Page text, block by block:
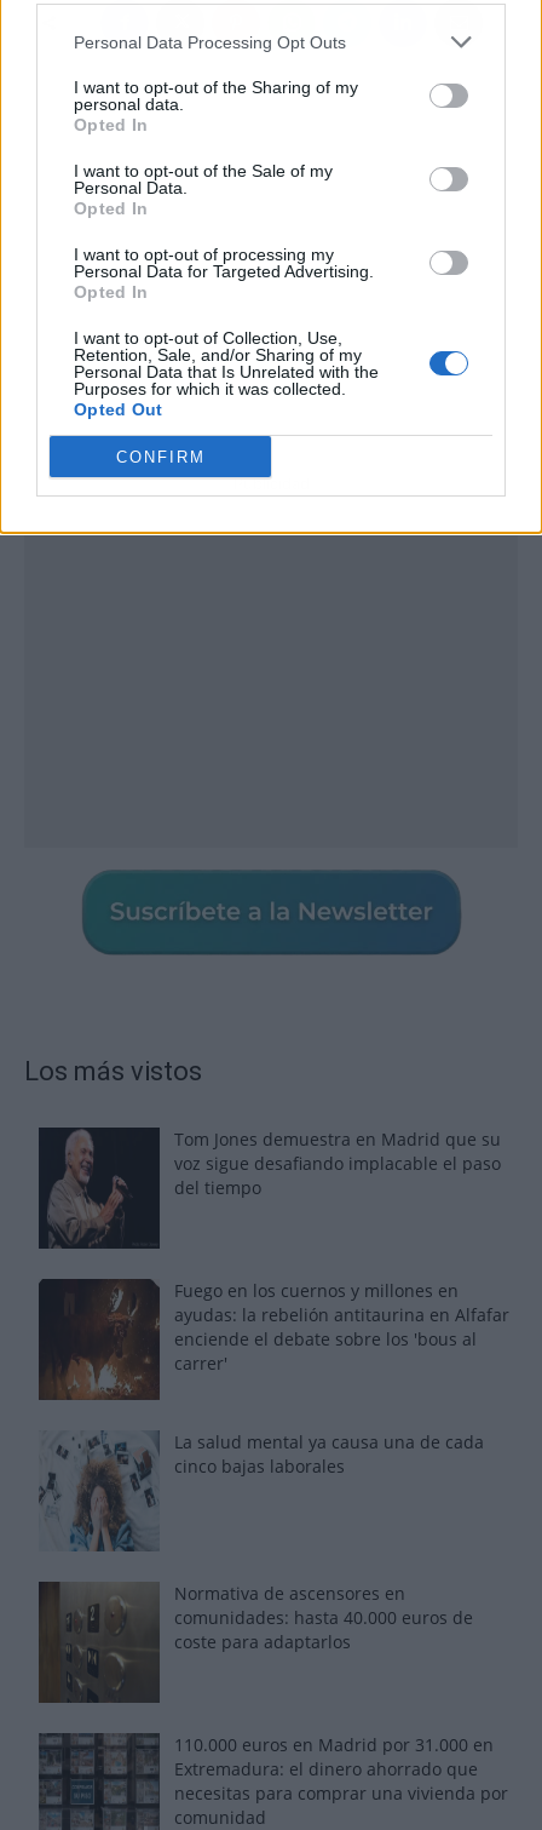
Personal Data Processing Opt Outs
I want to opt-out of the Sharing of my
personal data.
Opted In
I want to opt-out of the Sale of my
Personal Data.
Opted In
I want to opt-out of processing my
Personal Data for Targeted Advertising.
Opted In
I want to opt-out of Collection, Use,
Retention, Sale, and/or Sharing of my
Personal Data that Is Unrelated with the
Purposes for which it was collected.
Opted Out
CONFIRM
Publicidad
Los más vistos
Tom Jones demuestra en Madrid que su
voz sigue desafiando implacable el paso
del tiempo
Fuego en los cuernos y millones en
ayudas: la rebelión antitaurina en Alfafar
enciende el debate sobre los 'bous al
carrer'
La salud mental ya causa una de cada
cinco bajas laborales
Normativa de ascensores en
comunidades: hasta 40.000 euros de
coste para adaptarlos
110.000 euros en Madrid por 31.000 en
Extremadura: el dinero ahorrado que
necesitas para comprar una vivienda por
comunidad